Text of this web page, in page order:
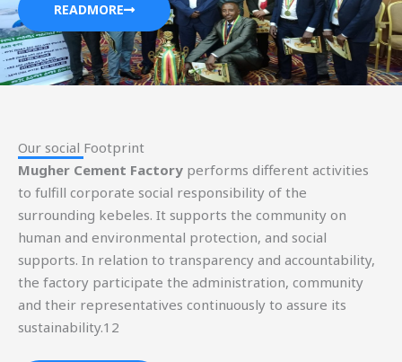
READMORE
Our social Footprint​
Mugher Cement Factory performs different activities
to fulfill corporate social responsibility of the
surrounding kebeles. It supports the community on
human and environmental protection, and social
supports. In relation to transparency and accountability,
the factory participate the administration, community
and their representatives continuously to assure its
sustainability.12